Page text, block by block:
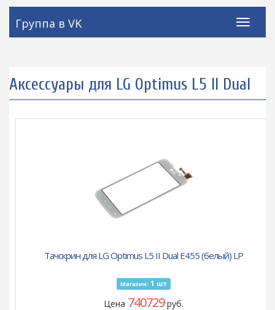
Группа в VK
Аксессуары для LG Optimus L5 II Dual
Тачскрин для LG Optimus L5 II Dual E455 (белый) LP
Магазин: 1 шт
Цена 740729руб.